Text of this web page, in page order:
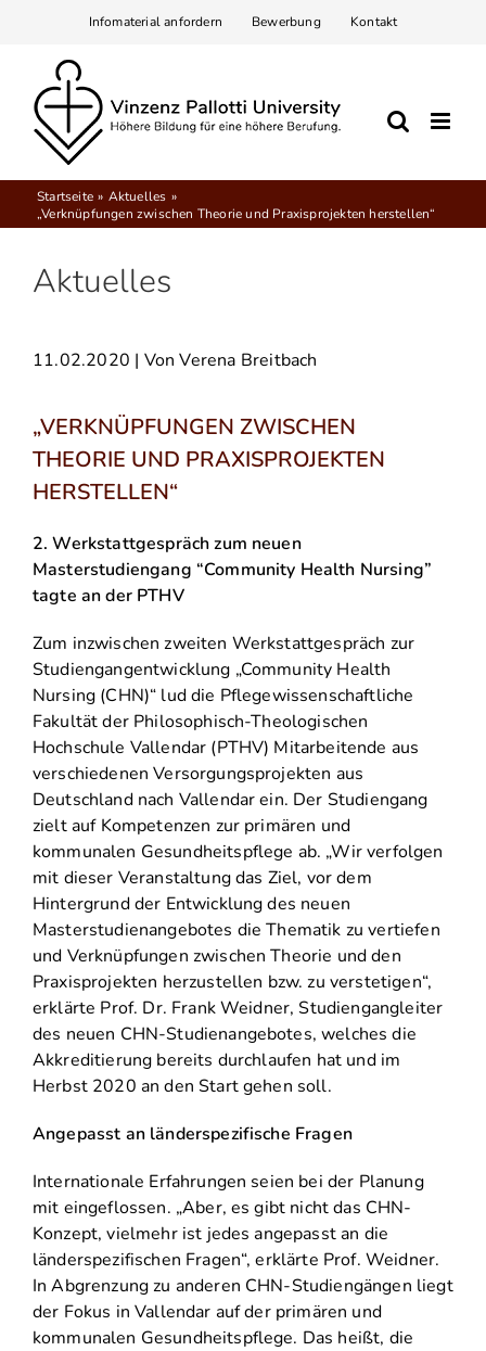
springen
Infomaterial anfordern Bewerbung Kontakt
Startseite
Aktuelles
„Verknüpfungen zwischen Theorie und Praxisprojekten herstellen“
Aktuelles
11.02.2020 | Von Verena Breitbach
„VERKNÜPFUNGEN ZWISCHEN
THEORIE UND PRAXISPROJEKTEN
HERSTELLEN“
2. Werkstattgespräch zum neuen
Masterstudiengang “Community Health Nursing”
tagte an der PTHV
Zum inzwischen zweiten Werkstattgespräch zur
Studiengangentwicklung „Community Health
Nursing (CHN)“ lud die Pflegewissenschaftliche
Fakultät der Philosophisch-Theologischen
Hochschule Vallendar (PTHV) Mitarbeitende aus
verschiedenen Versorgungsprojekten aus
Deutschland nach Vallendar ein. Der Studiengang
zielt auf Kompetenzen zur primären und
kommunalen Gesundheitspflege ab. „Wir verfolgen
mit dieser Veranstaltung das Ziel, vor dem
Hintergrund der Entwicklung des neuen
Masterstudienangebotes die Thematik zu vertiefen
und Verknüpfungen zwischen Theorie und den
Praxisprojekten herzustellen bzw. zu verstetigen“,
erklärte Prof. Dr. Frank Weidner, Studiengangleiter
des neuen CHN-Studienangebotes, welches die
Akkreditierung bereits durchlaufen hat und im
Herbst 2020 an den Start gehen soll.
Angepasst an länderspezifische Fragen
Internationale Erfahrungen seien bei der Planung
mit eingeflossen. „Aber, es gibt nicht das CHN-
Konzept, vielmehr ist jedes angepasst an die
länderspezifischen Fragen“, erklärte Prof. Weidner.
In Abgrenzung zu anderen CHN-Studiengängen liegt
der Fokus in Vallendar auf der primären und
kommunalen Gesundheitspflege. Das heißt, die